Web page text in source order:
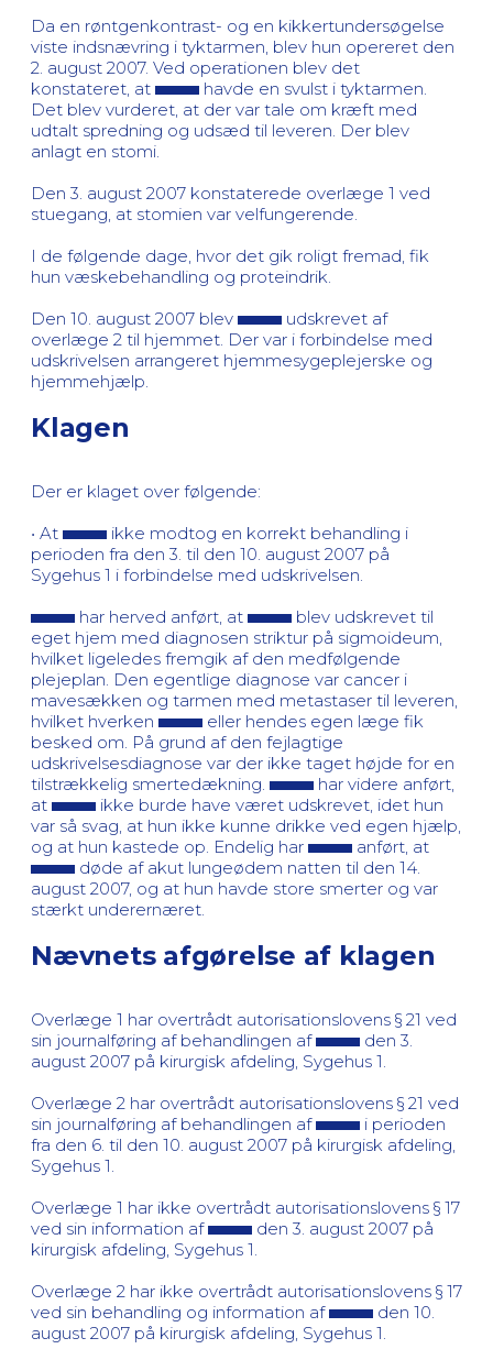
Da en røntgenkontrast- og en kikkertundersøgelse
viste indsnævring i tyktarmen, blev hun opereret den
2. august 2007. Ved operationen blev det
konstateret, at
havde en svulst i tyktarmen.
Det blev vurderet, at der var tale om kræft med
udtalt spredning og udsæd til leveren. Der blev
anlagt en stomi.
Den 3. august 2007 konstaterede overlæge 1 ved
stuegang, at stomien var velfungerende.
I de følgende dage, hvor det gik roligt fremad, fik
hun væskebehandling og proteindrik.
Den 10. august 2007 blev
udskrevet af
overlæge 2 til hjemmet. Der var i forbindelse med
udskrivelsen arrangeret hjemmesygeplejerske og
hjemmehjælp.
Klagen
Der er klaget over følgende:
• At
ikke modtog en korrekt behandling i
perioden fra den 3. til den 10. august 2007 på
Sygehus 1 i forbindelse med udskrivelsen.
har herved anført, at
blev udskrevet til
eget hjem med diagnosen striktur på sigmoideum,
hvilket ligeledes fremgik af den medfølgende
plejeplan. Den egentlige diagnose var cancer i
mavesækken og tarmen med metastaser til leveren,
hvilket hverken
eller hendes egen læge fik
besked om. På grund af den fejlagtige
udskrivelsesdiagnose var der ikke taget højde for en
tilstrækkelig smertedækning.
har videre anført,
at
ikke burde have været udskrevet, idet hun
var så svag, at hun ikke kunne drikke ved egen hjælp,
og at hun kastede op. Endelig har
anført, at
døde af akut lungeødem natten til den 14.
august 2007, og at hun havde store smerter og var
stærkt underernæret.
Nævnets afgørelse af klagen
Overlæge 1 har overtrådt autorisationslovens § 21 ved
sin journalføring af behandlingen af
den 3.
august 2007 på kirurgisk afdeling, Sygehus 1.
Overlæge 2 har overtrådt autorisationslovens § 21 ved
sin journalføring af behandlingen af
i perioden
fra den 6. til den 10. august 2007 på kirurgisk afdeling,
Sygehus 1.
Overlæge 1 har ikke overtrådt autorisationslovens § 17
ved sin information af
den 3. august 2007 på
kirurgisk afdeling, Sygehus 1.
Overlæge 2 har ikke overtrådt autorisationslovens § 17
ved sin behandling og information af
den 10.
august 2007 på kirurgisk afdeling, Sygehus 1.